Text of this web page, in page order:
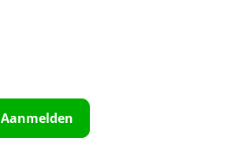
Aanmelden